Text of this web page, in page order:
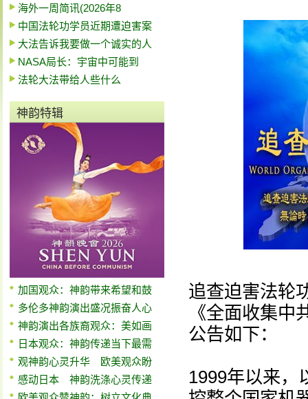
海外一周简讯(2026年8
中国法轮功学员近期遭迫害案
大法告诉我要做一个诚实的人
NASA局长：宇宙中可能到
法轮大法带给人些什么
神韵特辑
加国观众：神韵带来希望和鼓
多伦多神韵演出盛况振奋人心
神韵演出各族裔观众：美如画
日本观众：神韵传递当下最需
观神韵心灵升华 欧美观众盼
感动日本 神韵洗涤心灵传递
追查迫害法轮
《全面收集
公告如下：
1999年以来，